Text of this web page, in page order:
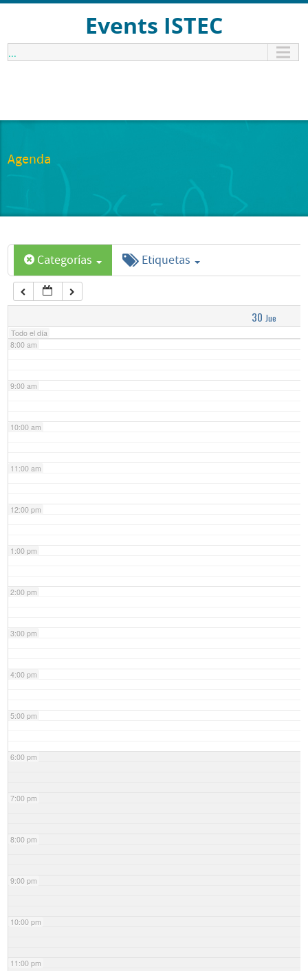
Events ISTEC
...
Agenda
Categorías Etiquetas
30 Jue
Todo el día
1:00 am
6:00 am
7:00 am
8:00 am
9:00 am
10:00 am
11:00 am
12:00 pm
1:00 pm
2:00 pm
3:00 pm
4:00 pm
5:00 pm
6:00 pm
7:00 pm
8:00 pm
9:00 pm
10:00 pm
11:00 pm